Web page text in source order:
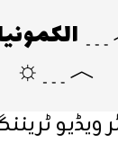
︿﹍☼
ویڈیو